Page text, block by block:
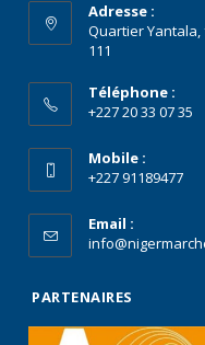
Adresse :
Quartier
111
Téléphone :
+227 20 33 07 35
Mobile :
+227 91189477
Email :
PARTENAIRES